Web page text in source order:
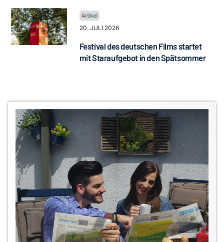
20. JULI 2026
Festival des deutschen Films startet
mit Staraufgebot in den Spätsommer